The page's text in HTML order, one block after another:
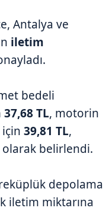
Antalya ve
iletim
bedeli
37,68 TL, motorin
için 39,81 TL,
olarak belirlendi.
depolama
iletim miktarına